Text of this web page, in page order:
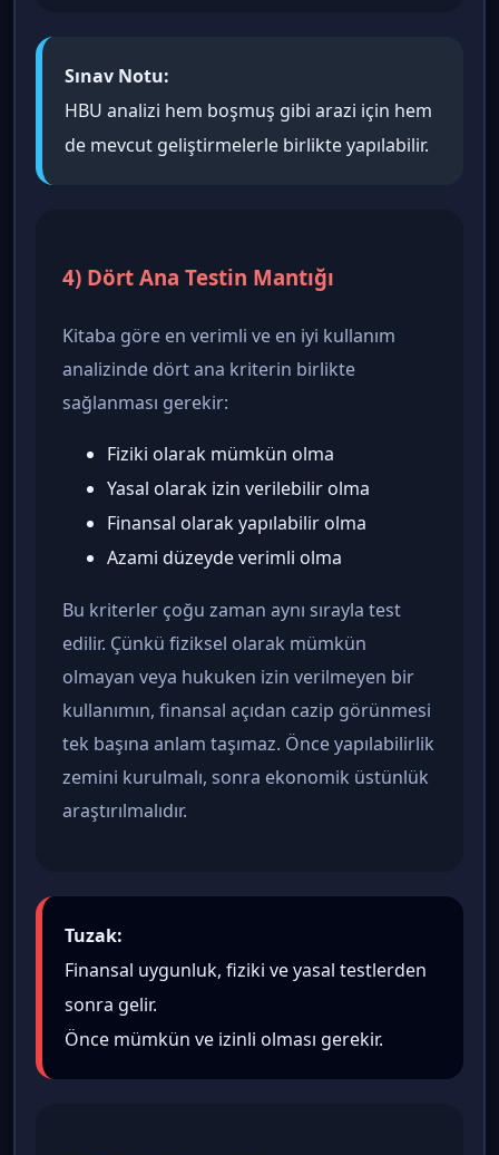
Sınav Notu:
HBU analizi hem boşmuş gibi arazi için hem
de mevcut geliştirmelerle birlikte yapılabilir.
4) Dört Ana Testin Mantığı
Kitaba göre en verimli ve en iyi kullanım
analizinde dört ana kriterin birlikte
sağlanması gerekir:
Fiziki olarak mümkün olma
Yasal olarak izin verilebilir olma
Finansal olarak yapılabilir olma
Azami düzeyde verimli olma
Bu kriterler çoğu zaman aynı sırayla test
edilir. Çünkü fiziksel olarak mümkün
olmayan veya hukuken izin verilmeyen bir
kullanımın, finansal açıdan cazip görünmesi
tek başına anlam taşımaz. Önce yapılabilirlik
zemini kurulmalı, sonra ekonomik üstünlük
araştırılmalıdır.
Tuzak:
Finansal uygunluk, fiziki ve yasal testlerden
sonra gelir.
Önce mümkün ve izinli olması gerekir.